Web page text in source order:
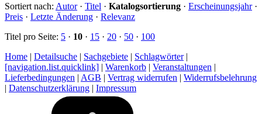
Sortiert nach: Autor· Titel · Katalogsortierung · Erscheinungsjahr·
Preis · Letzte Änderung · Relevanz
Titel pro Seite: 5 · 10 · 15 · 20 · 50 · 100
Home | Detailsuche | Sachgebiete | Schlagwörter|
[navigation.list.quicklink] | Warenkorb | Veranstaltungen |
Lieferbedingungen | AGB | Vertrag widerrufen | Widerrufsbelehrung
| Datenschutzerklärung | Impressum